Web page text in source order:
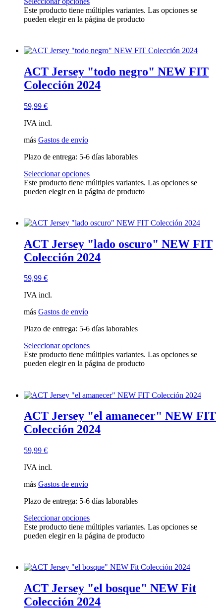
Este producto tiene múltiples variantes. Las opciones se
pueden elegir en la página de producto
ACT Jersey "todo negro" NEW FIT
Colección 2024
59,99 €
IVA incl.
más Gastos de envío
Plazo de entrega: 5-6 días laborables
Seleccionar opciones
Este producto tiene múltiples variantes. Las opciones se
pueden elegir en la página de producto
ACT Jersey "lado oscuro" NEW FIT
Colección 2024
59,99 €
IVA incl.
más Gastos de envío
Plazo de entrega: 5-6 días laborables
Seleccionar opciones
Este producto tiene múltiples variantes. Las opciones se
pueden elegir en la página de producto
ACT Jersey "el amanecer" NEW FIT
Colección 2024
59,99 €
IVA incl.
más Gastos de envío
Plazo de entrega: 5-6 días laborables
Seleccionar opciones
Este producto tiene múltiples variantes. Las opciones se
pueden elegir en la página de producto
ACT Jersey "el bosque" NEW Fit
Colección 2024